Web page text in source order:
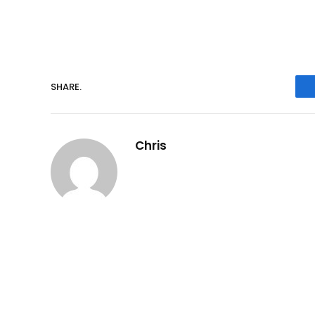
SHARE.
Chris